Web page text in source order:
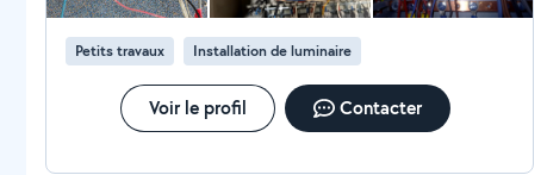
Petits travaux Installation de luminaire
Voir le profil Contacter